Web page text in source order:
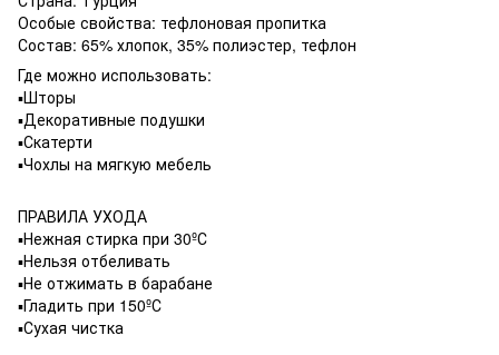
Особые свойства: тефлоновая пропитка
Состав: 65% хлопок, 35% полиэстер, тефлон
Где можно использовать:
▪️Шторы
▪️Декоративные подушки
▪️Скатерти
▪️Чохлы на мягкую мебель
ПРАВИЛА УХОДА
▪️Нежная стирка при 30ºС
▪️Нельзя отбеливать
▪️Не отжимать в барабане
▪️Гладить при 150ºС
▪️Сухая чистка